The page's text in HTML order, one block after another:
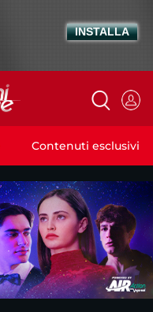
Contenuti esclusivi
INSTALLA